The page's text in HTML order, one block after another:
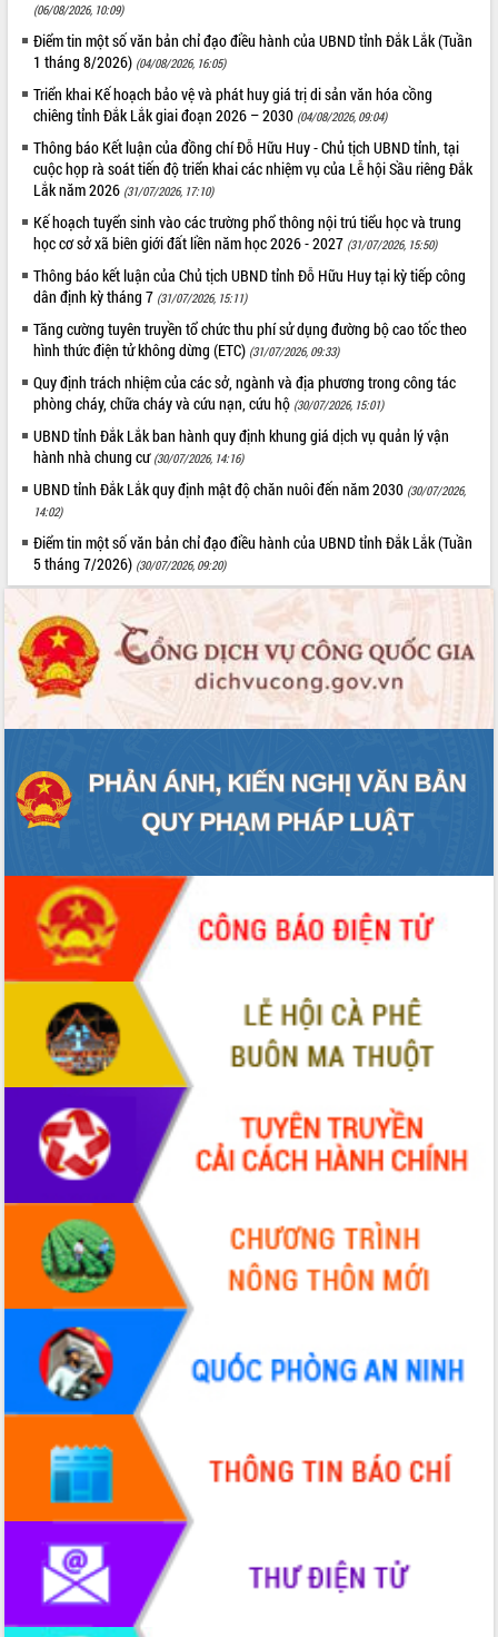
THỐNG KÊ TRUY CẬP
Hôm nay:
Tất cả: 65990801
(06/08/2026, 10:09)
Điểm tin một số văn bản chỉ đạo điều hành của UBND tỉnh Đắk Lắk (Tuần
1 tháng 8/2026) (04/08/2026, 16:05)
Triển khai Kế hoạch bảo vệ và phát huy giá trị di sản văn hóa cồng
chiêng tỉnh Đắk Lắk giai đoạn 2026 – 2030 (04/08/2026, 09:04)
Thông báo Kết luận của đồng chí Đỗ Hữu Huy - Chủ tịch UBND tỉnh, tại
cuộc họp rà soát tiến độ triển khai các nhiệm vụ của Lễ hội Sầu riêng Đắk
Lắk năm 2026 (31/07/2026, 17:10)
Kế hoạch tuyển sinh vào các trường phổ thông nội trú tiểu học và trung
học cơ sở xã biên giới đất liền năm học 2026 - 2027 (31/07/2026, 15:50)
Thông báo kết luận của Chủ tịch UBND tỉnh Đỗ Hữu Huy tại kỳ tiếp công
dân định kỳ tháng 7 (31/07/2026, 15:11)
Tăng cường tuyên truyền tổ chức thu phí sử dụng đường bộ cao tốc theo
hình thức điện tử không dừng (ETC) (31/07/2026, 09:33)
Quy định trách nhiệm của các sở, ngành và địa phương trong công tác
phòng cháy, chữa cháy và cứu nạn, cứu hộ (30/07/2026, 15:01)
UBND tỉnh Đắk Lắk ban hành quy định khung giá dịch vụ quản lý vận
hành nhà chung cư (30/07/2026, 14:16)
UBND tỉnh Đắk Lắk quy định mật độ chăn nuôi đến năm 2030 (30/07/2026,
14:02)
Điểm tin một số văn bản chỉ đạo điều hành của UBND tỉnh Đắk Lắk (Tuần
5 tháng 7/2026) (30/07/2026, 09:20)